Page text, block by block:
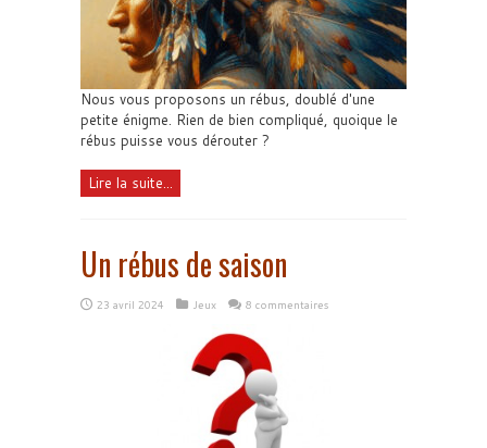
Nous vous proposons un rébus, doublé d'une
petite énigme. Rien de bien compliqué, quoique le
rébus puisse vous dérouter ?
Lire la suite...
Un rébus de saison
23 avril 2024 Jeux 8 commentaires